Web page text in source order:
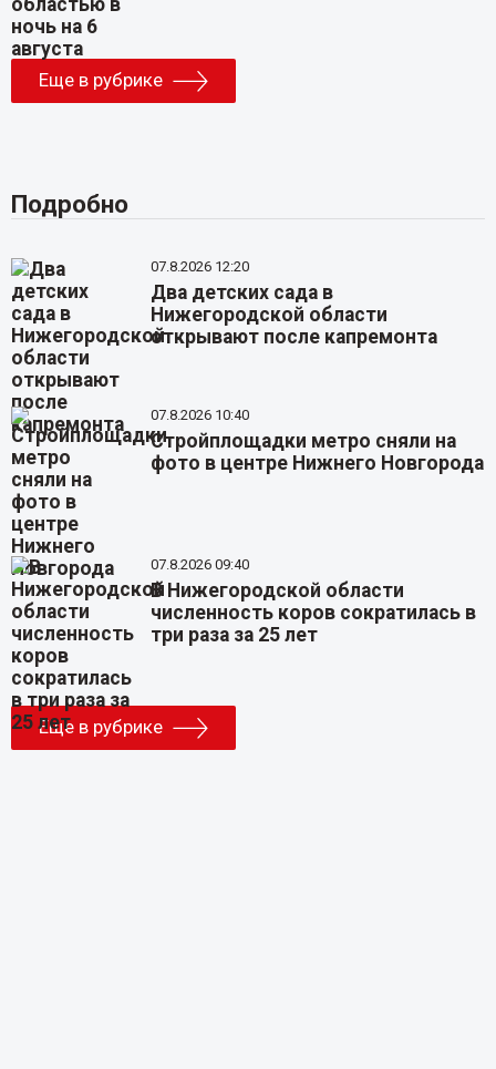
Еще в рубрике
Подробно
07.8.2026 12:20
Два детских сада в
Нижегородской области
открывают после капремонта
07.8.2026 10:40
Стройплощадки метро сняли на
фото в центре Нижнего Новгорода
07.8.2026 09:40
В Нижегородской области
численность коров сократилась в
три раза за 25 лет
Еще в рубрике